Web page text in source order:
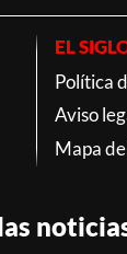
EL
Política
Aviso
Mapa